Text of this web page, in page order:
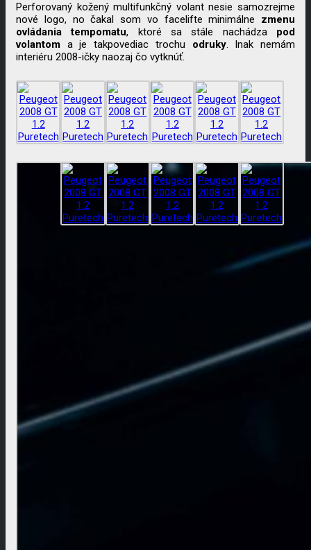
Perforovaný kožený multifunkčný volant nesie samozrejme
nové logo, no čakal som vo facelifte minimálne zmenu
ovládania
tempomatu, ktoré sa stále nachádza pod
volantom a je takpovediac trochu odruky. Inak nemám
interiéru 2008-ičky naozaj čo vytknúť.